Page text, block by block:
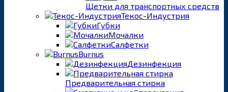
Щетки для транспортных средств
Текос-Индустрия
Губки
Мочалки
Салфетки
Burnus
Дезинфекция
Предварительная стирка